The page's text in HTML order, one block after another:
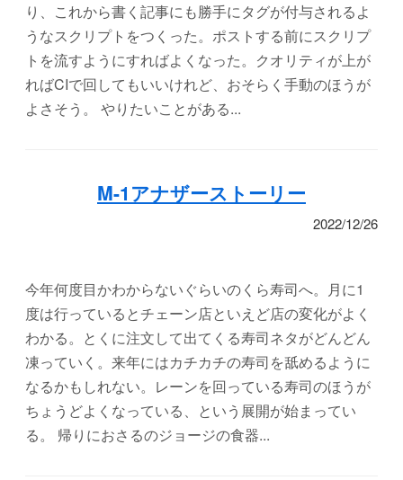
り、これから書く記事にも勝手にタグが付与されるよ
うなスクリプトをつくった。ポストする前にスクリプ
トを流すようにすればよくなった。クオリティが上が
ればCIで回してもいいけれど、おそらく手動のほうが
よさそう。 やりたいことがある...
M-1アナザーストーリー
2022/12/26
今年何度目かわからないぐらいのくら寿司へ。月に1
度は行っているとチェーン店といえど店の変化がよく
わかる。とくに注文して出てくる寿司ネタがどんどん
凍っていく。来年にはカチカチの寿司を舐めるように
なるかもしれない。レーンを回っている寿司のほうが
ちょうどよくなっている、という展開が始まってい
る。 帰りにおさるのジョージの食器...